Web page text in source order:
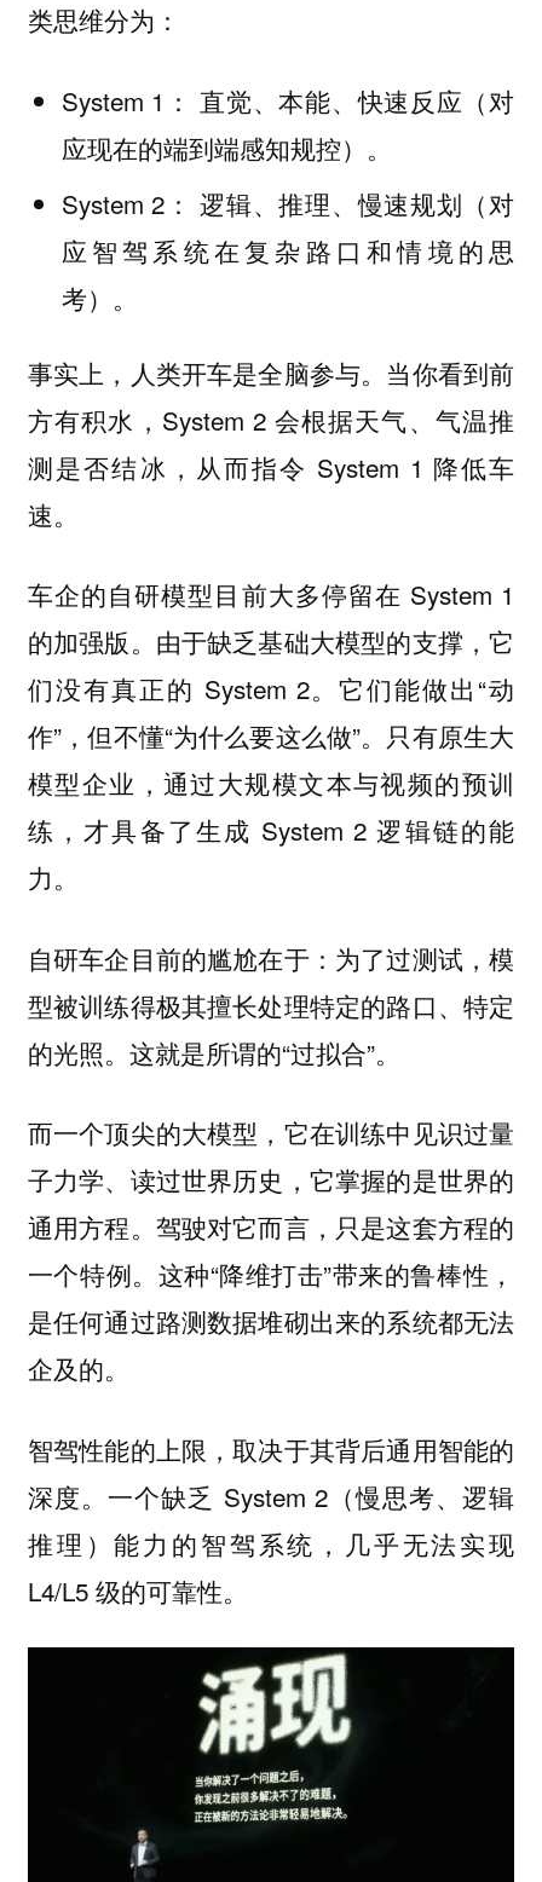
类思维分为：
System 1： 直觉、本能、快速反应（对
应现在的端到端感知规控）。
System 2： 逻辑、推理、慢速规划（对
应智驾系统在复杂路口和情境的思
考）。
事实上，人类开车是全脑参与。当你看到前
方有积水，System 2 会根据天气、气温推
测是否结冰，从而指令 System 1 降低车
速。
车企的自研模型目前大多停留在 System 1
的加强版。由于缺乏基础大模型的支撑，它
们没有真正的 System 2。它们能做出“动
作”，但不懂“为什么要这么做”。只有原生大
模型企业，通过大规模文本与视频的预训
练，才具备了生成 System 2 逻辑链的能
力。
自研车企目前的尴尬在于：为了过测试，模
型被训练得极其擅长处理特定的路口、特定
的光照。这就是所谓的“过拟合”。
而一个顶尖的大模型，它在训练中见识过量
子力学、读过世界历史，它掌握的是世界的
通用方程。驾驶对它而言，只是这套方程的
一个特例。这种“降维打击”带来的鲁棒性，
是任何通过路测数据堆砌出来的系统都无法
企及的。
智驾性能的上限，取决于其背后通用智能的
深度。一个缺乏 System 2（慢思考、逻辑
推理）能力的智驾系统，几乎无法实现
L4/L5 级的可靠性。